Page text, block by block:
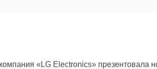
«LG Electronics»